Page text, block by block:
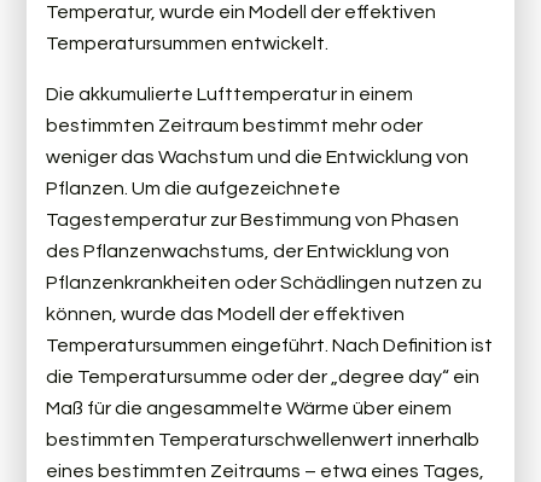
Temperatur, wurde ein Modell der effektiven
Temperatursummen entwickelt.
Die akkumulierte Lufttemperatur in einem
bestimmten Zeitraum bestimmt mehr oder
weniger das Wachstum und die Entwicklung von
Pflanzen. Um die aufgezeichnete
Tagestemperatur zur Bestimmung von Phasen
des Pflanzenwachstums, der Entwicklung von
Pflanzenkrankheiten oder Schädlingen nutzen zu
können, wurde das Modell der effektiven
Temperatursummen eingeführt. Nach Definition ist
die Temperatursumme oder der „degree day“ ein
Maß für die angesammelte Wärme über einem
bestimmten Temperaturschwellenwert innerhalb
eines bestimmten Zeitraums – etwa eines Tages,